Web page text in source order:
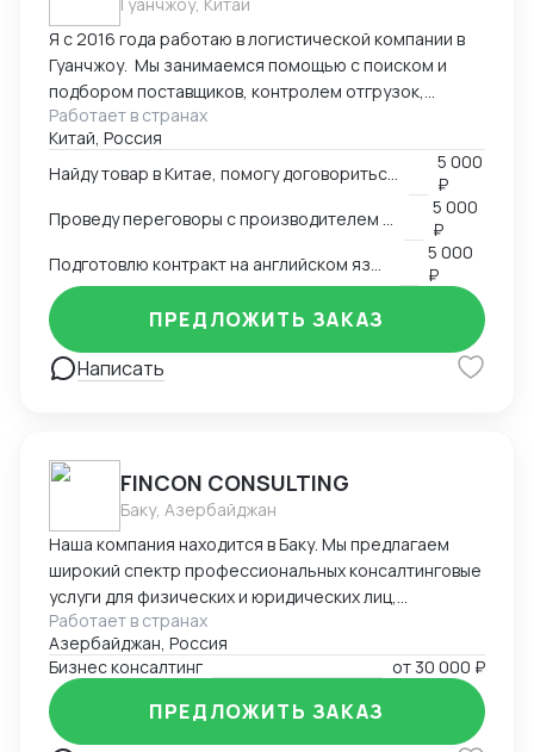
Я с 2016 года работаю в логистической компании в
Гуанчжоу. Мы занимаемся помощью с поиском и
подбором поставщиков, контролем отгрузок,
проверкой качества товара. В нашей компании
работает более 10 человек и мы всегда можем вам
помочь по любым вопросам связанным с заказом
Работает в странах
Китай, Россия
5 000
₽
5 000
₽
5 000
₽
Написать
ПРЕДЛОЖИТЬ ЗАКАЗ
FINCON CONSULTING
Баку, Азербайджан
Наша компания находится в Баку. Мы предлагаем
широкий спектр профессиональных консалтинговые
услуги для физических и юридических лиц,
предпринимателей и бизнесменов на территории
Азербайджана. Портфель наших заказчиков и
клиентов в основном из стран СНГ. В список
стандартных услуг входит: - регистрация компании
на территории Азербайджана, включая открытие
Работает в странах
Азербайджан, Россия
Бизнес консалтинг
от 30 000 ₽
ПРЕДЛОЖИТЬ ЗАКАЗ